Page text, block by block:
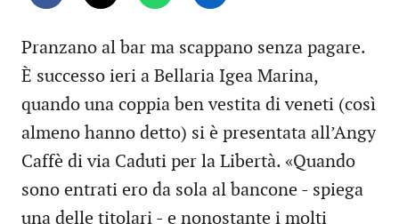
Pranzano al bar ma scappano senza pagare.
È successo ieri a Bellaria Igea Marina,
quando una coppia ben vestita di veneti (così
almeno hanno detto) si è presentata all’Angy
Caffè di via Caduti per la Libertà. «Quando
sono entrati ero da sola al bancone - spiega
una delle titolari - e nonostante i molti